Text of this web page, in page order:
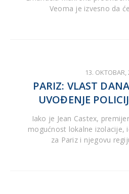
Veoma je izvesno da
13. OKTOBAR,
PARIZ: VLAST
UVOĐENJE
Iako je Jean Castex,
mogućnost lokalne izolacije,
za Pariz i njegovu